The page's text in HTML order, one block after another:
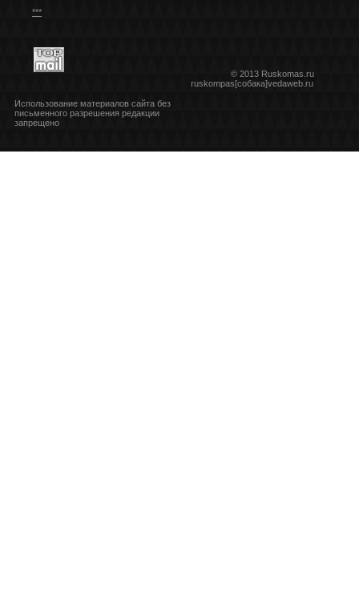
***
© 2013 Ruskomas.ru
ruskompas[собака]vedaweb.ru
Использование материалов сайта без
письменного разрешения редакции
запрещено